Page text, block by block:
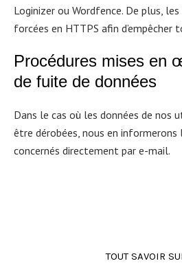
Loginizer ou Wordfence. De plus,
forcées en HTTPS afin d’empêcher
Procédures mises en
de fuite de données
Dans le cas où les données de nos
être dérobées, nous en
concernés directement par e-mail.
TOUT SAVOIR